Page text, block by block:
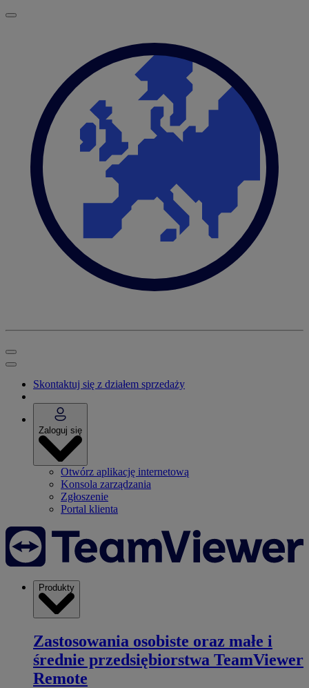
Skontaktuj się z działem sprzedaży
Zaloguj się
Otwórz aplikację internetową
Konsola zarządzania
Zgłoszenie
Portal klienta
Produkty
Zastosowania osobiste oraz małe i
średnie przedsiębiorstwa TeamViewer
Remote